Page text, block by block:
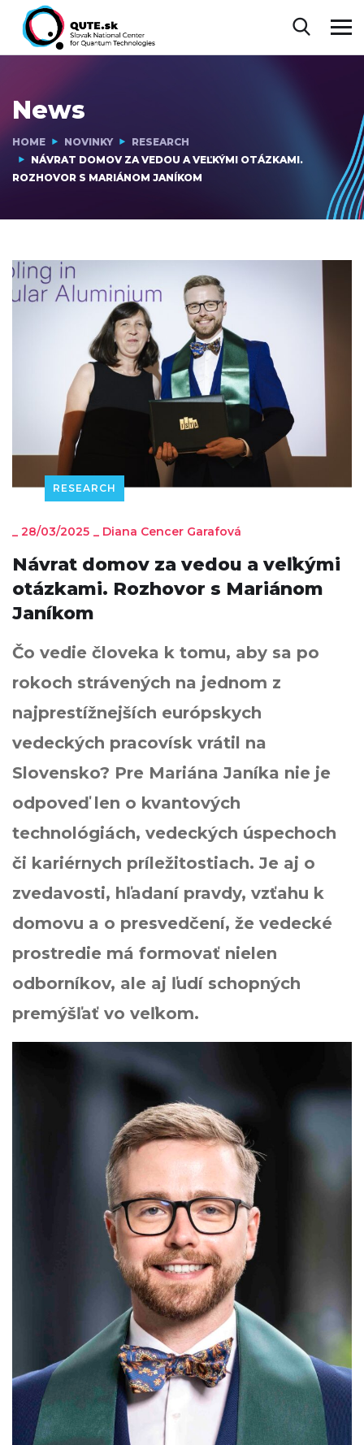
News
HOME NOVINKY
RESEARCH
NÁVRAT DOMOV ZA VEDOU A VEĽKÝMI OTÁZKAMI.
ROZHOVOR S MARIÁNOM JANÍKOM
RESEARCH
28/03/2025 Diana Cencer Garafová
Návrat domov za vedou a veľkými
otázkami. Rozhovor s Mariánom
Janíkom
Čo vedie človeka k tomu, aby sa po
rokoch strávených na jednom z
najprestížnejších európskych
vedeckých pracovísk vrátil na
Slovensko? Pre Mariána Janíka nie je
odpoveď len o kvantových
technológiách, vedeckých úspechoch
či kariérnych príležitostiach. Je aj o
zvedavosti, hľadaní pravdy, vzťahu k
domovu a o presvedčení, že vedecké
prostredie má formovať nielen
odborníkov, ale aj ľudí schopných
premýšľať vo veľkom.